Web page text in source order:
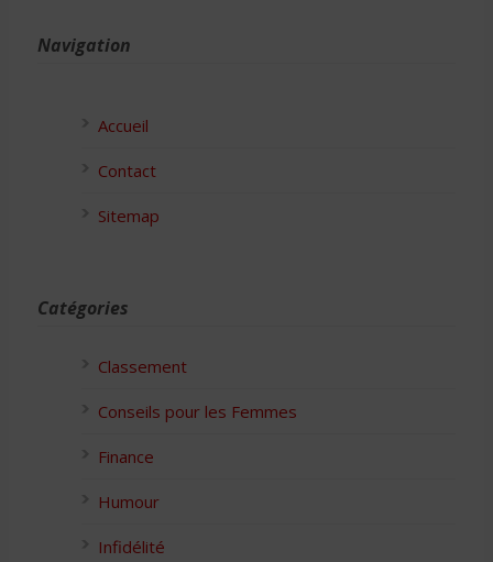
Navigation
Accueil
Contact
Sitemap
Catégories
Classement
Conseils pour les Femmes
Finance
Humour
Infidélité